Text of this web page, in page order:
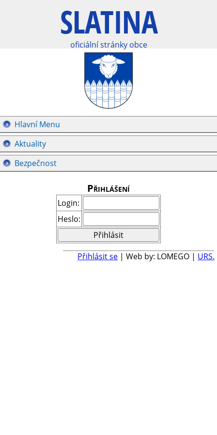
oficiální stránky obce
Hlavní Menu
Aktuality
Bezpečnost
Přihlášení
Login:
Heslo:
Přihlásit se | Web by: LOMEGO | URS.